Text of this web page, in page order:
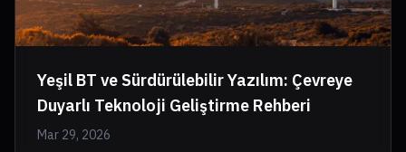
Yeşil BT ve Sürdürülebilir Yazılım: Çevreye
Duyarlı Teknoloji Geliştirme Rehberi
Mar 29, 2026